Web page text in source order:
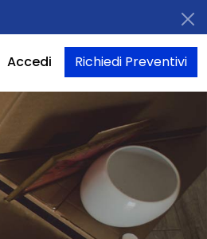
Accedi Richiedi Preventivi